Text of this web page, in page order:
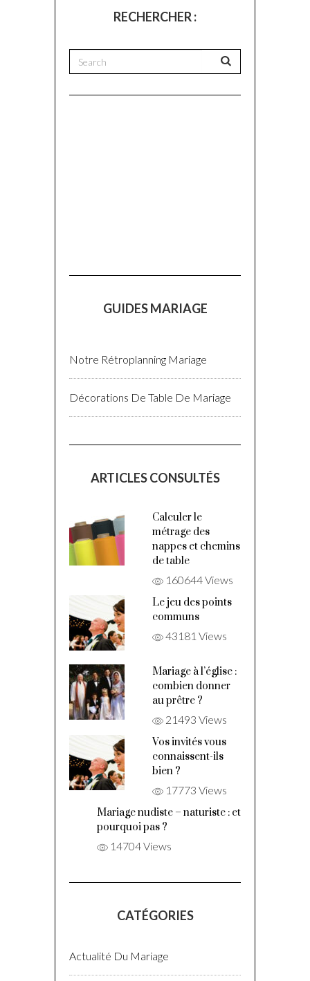
RECHERCHER :
GUIDES MARIAGE
Notre Rétroplanning Mariage
Décorations De Table De Mariage
ARTICLES CONSULTÉS
Calculer le
métrage des
nappes et chemins
de table
160644 Views
Le jeu des points
communs
43181 Views
Mariage à l’église :
combien donner
au prêtre ?
21493 Views
Vos invités vous
connaissent-ils
bien ?
17773 Views
Mariage nudiste – naturiste : et
pourquoi pas ?
14704 Views
CATÉGORIES
Actualité Du Mariage